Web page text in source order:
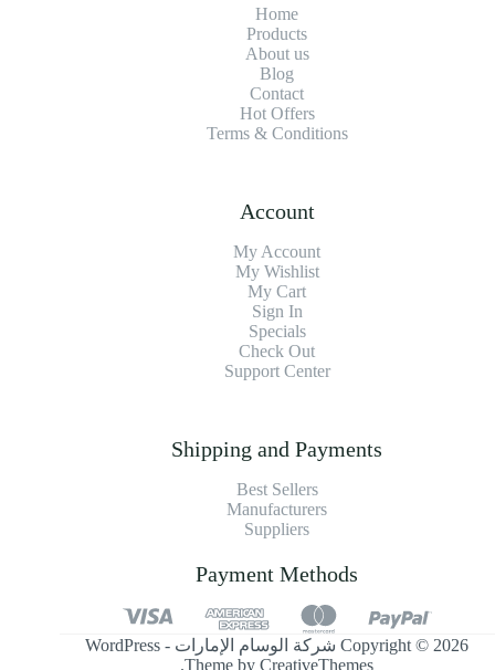
Home
Products
About us
Blog
Contact
Hot Offers
Terms & Conditions
Account
My Account
My Wishlist
My Cart
Sign In
Specials
Check Out
Support Center
Shipping and Payments
Best Sellers
Manufacturers
Suppliers
Payment Methods
Copyright © 2026 شركة الوسام الإمارات - WordPress
Theme byCreativeThemes
.